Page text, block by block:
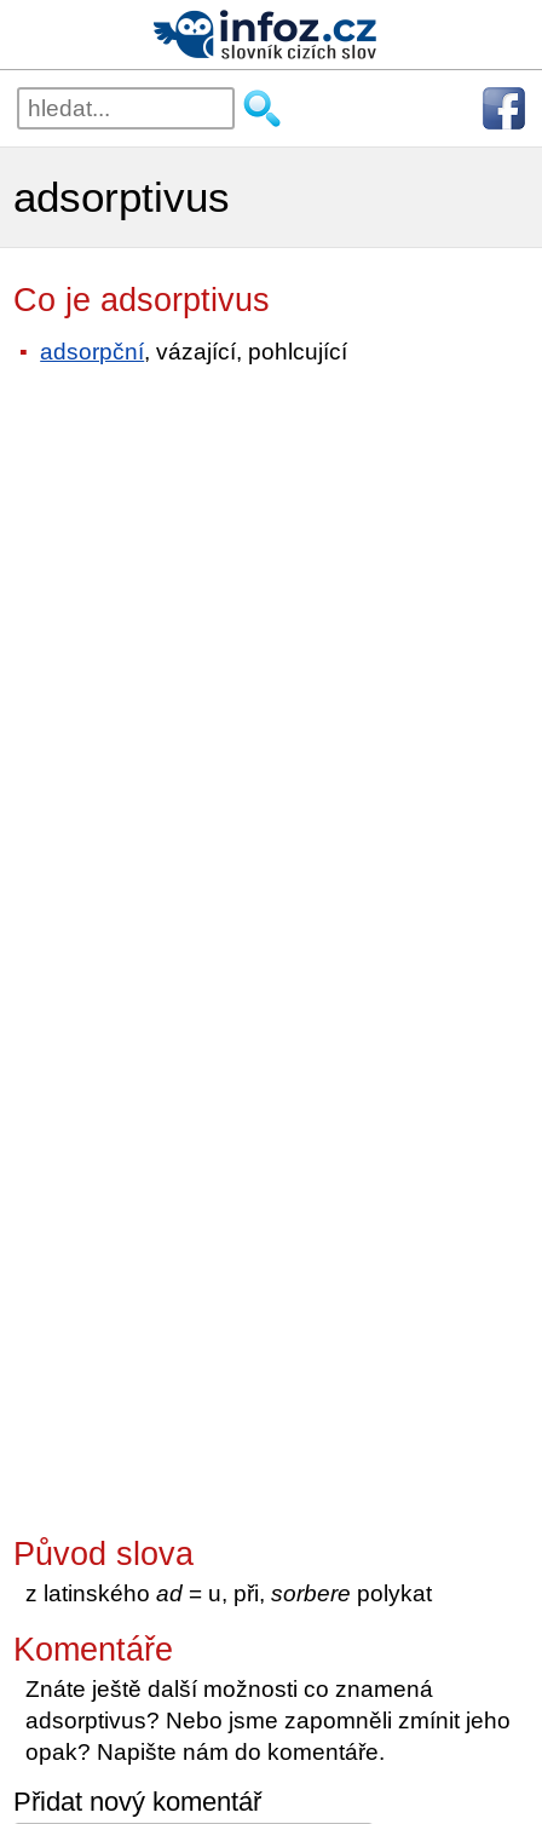
adsorptivus
Co je adsorptivus
adsorpční, vázající, pohlcující
Původ slova
z latinskéhoad = u, při,sorbere polykat
Komentáře
Znáte ještě další možnosti co znamená
adsorptivus? Nebo jsme zapomněli zmínit jeho
opak? Napište nám do komentáře.
Přidat nový komentář